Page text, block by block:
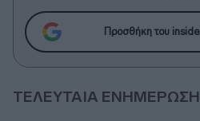
Προσθήκη του
ΤΕΛΕΥΤΑΙΑ